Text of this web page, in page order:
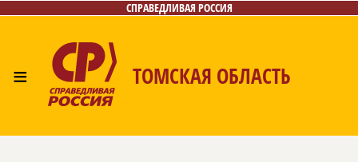
СПРАВЕДЛИВАЯ РОССИЯ
≡ ТОМСКАЯ ОБЛАСТЬ